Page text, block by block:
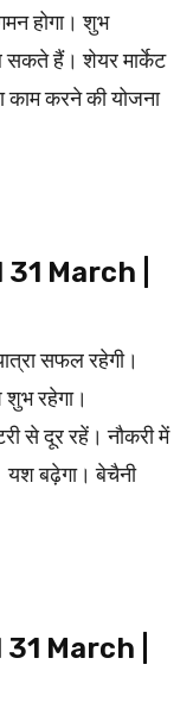
होगा। शुभ
सकते हैं। शेयर मार्केट
काम करने की योजना
March |
सफल रहेगी।
शुभ रहेगा।
से दूर रहें। नौकरी में
यश बढ़ेगा। बेचैनी
March |